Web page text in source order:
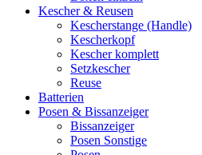
Kescher & Reusen
Kescherstange (Handle)
Kescherkopf
Kescher komplett
Setzkescher
Reuse
Batterien
Posen & Bissanzeiger
Bissanzeiger
Posen Sonstige